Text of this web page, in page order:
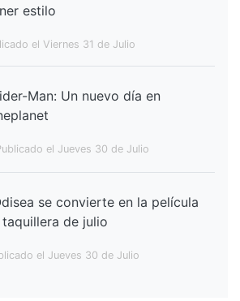
estilo
el Viernes 31 de Julio
Man: Un nuevo día en
el Jueves 30 de Julio
se convierte en la película
taquillera de julio
el Jueves 30 de Julio